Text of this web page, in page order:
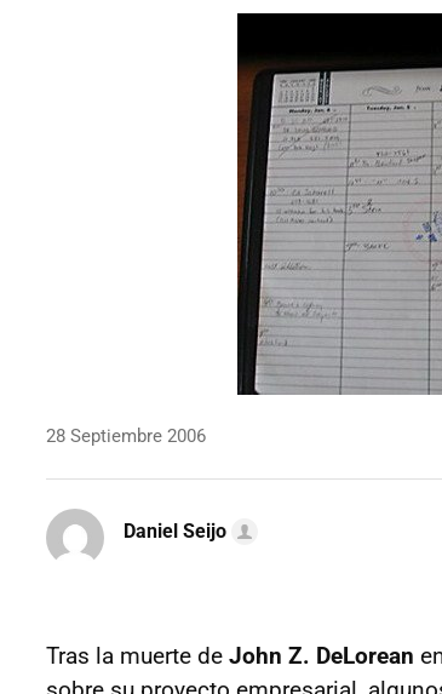
28 Septiembre 2006
Daniel Seijo
Tras la muerte de John Z. DeLorean